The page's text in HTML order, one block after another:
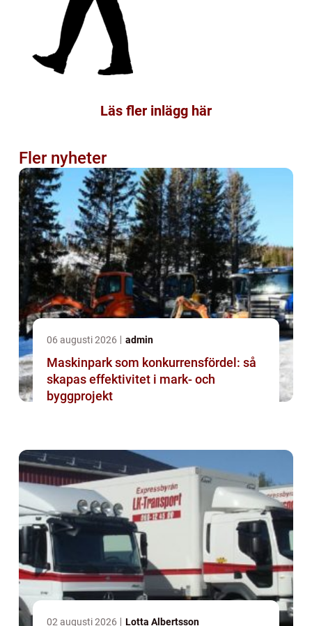
Läs fler inlägg här
Fler nyheter
06 augusti 2026 admin
Maskinpark som konkurrensfördel: så
skapas effektivitet i mark- och
byggprojekt
02 augusti 2026 Lotta Albertsson